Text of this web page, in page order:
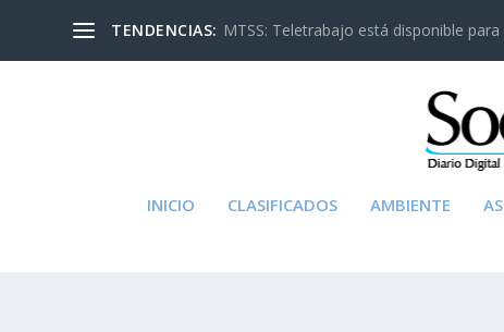
TENDENCIAS: MTSS: Teletrabajo está disponible
INICIO CLASIFICADOS AMBIENTE